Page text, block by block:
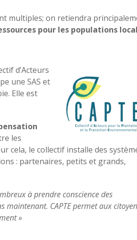
multiples; on retiendra
pour les populations
d’Acteurs
une SAS et
Elle est
les
cela, le collectif installe des
: partenaires, petits et grands,
à prendre conscience des
maintenant. CAPTE permet aux
»